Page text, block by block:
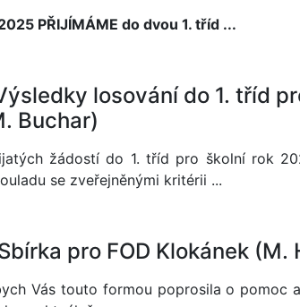
PŘIJÍMÁME do dvou 1. tříd ...
losování do 1. tříd
Buchar)
žádostí do 1. tříd pro školní rok
se zveřejněnými kritérii ...
pro FOD Klokánek (M.
Vás touto formou poprosila o pomoc